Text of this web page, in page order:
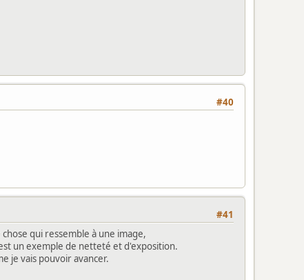
#40
#41
qui ressemble à une image,
un exemple de netteté et d'exposition.
je vais pouvoir avancer.